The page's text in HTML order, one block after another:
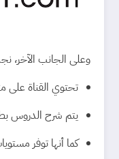
وعلى الجانب الآخر،
تحتوي القناة على
يتم شرح الدروس
كما أنها توفر